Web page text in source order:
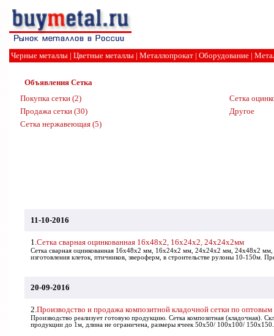
Черные металлы | Цветные металлы | Металлопрокат | Оборудование |
Объявления Сетка
Покупка сетки (2)
Продажа сетки (30)
Сетка нержавеющая (5)
Сетка
Другое
11-10-2016
1.Сетка сварная оцинкованная 16х48х2, 16х24х2, 24х24х2мм
Сетка сварная оцинкованная 16х48х2 мм, 16х24х2 мм, 24х24х2 мм, 24х48х2 мм,
изготовления клеток, птичников, звероферм, в строительстве рулоны 10-150м.
20-09-2016
2.Производство и продажа композитной кладочной сетки по
Производство реализует готовую продукцию. Сетка композитная (кладочная).
продукции до 1м, длина не ограничена, размеры ячеек 50x50/ 100x100/